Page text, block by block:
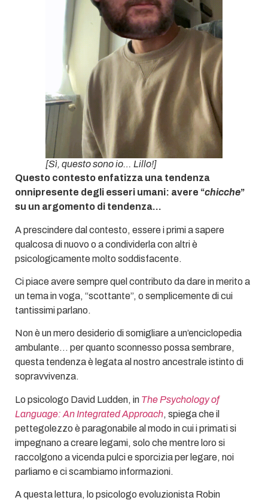
[Sì, questo sono io… Lillo!]
Questo contesto enfatizza una tendenza
onnipresente degli esseri umani: avere “chicche”
su un argomento di tendenza…
A prescindere dal contesto, essere i primi a sapere
qualcosa di nuovo o a condividerla con altri è
psicologicamente molto soddisfacente.
Ci piace avere sempre quel contributo da dare in merito a
un tema in voga, “scottante”, o semplicemente di cui
tantissimi parlano.
Non è un mero desiderio di somigliare a un’enciclopedia
ambulante… per quanto sconnesso possa sembrare,
questa tendenza è legata al nostro ancestrale istinto di
sopravvivenza.
Lo psicologo David Ludden, in The Psychology of
Language: An Integrated Approach, spiega che il
pettegolezzo è paragonabile al modo in cui i primati si
impegnano a creare legami, solo che mentre loro si
raccolgono a vicenda pulci e sporcizia per legare, noi
parliamo e ci scambiamo informazioni.
A questa lettura, lo psicologo evoluzionista Robin